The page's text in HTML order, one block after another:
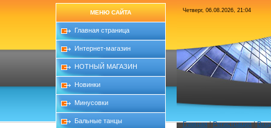
МЕНЮ САЙТА
Главная страница
Интернет-магазин
НОТНЫЙ МАГАЗИН
Новинки
Минусовки
Бальные танцы
Четверг, 06.08.2026, 21:04
Главная|Регистрация|